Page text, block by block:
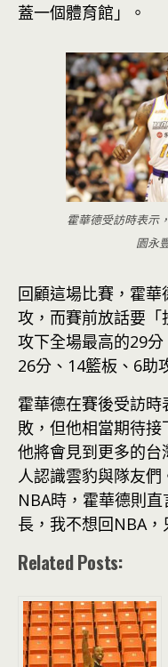
蓋一個體育館」。
霍華德受訪時表示
園永
回顧這場比賽，霍
攻，而賽前放話要「
攻下全場最高的29
26分、14籃板、6助
霍華德在賽後受訪
敗，但他相當期待
他將會見到更多的
人認識雲豹與隊友們
NBA時，霍華德則
長，我不想回NBA，
Related Posts: